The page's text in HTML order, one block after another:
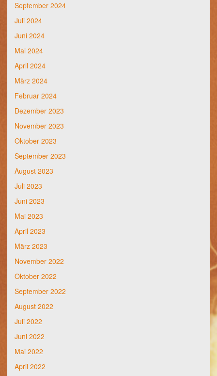
September 2024
Juli 2024
Juni 2024
Mai 2024
April 2024
März 2024
Februar 2024
Dezember 2023
November 2023
Oktober 2023
September 2023
August 2023
Juli 2023
Juni 2023
Mai 2023
April 2023
März 2023
November 2022
Oktober 2022
September 2022
August 2022
Juli 2022
Juni 2022
Mai 2022
April 2022